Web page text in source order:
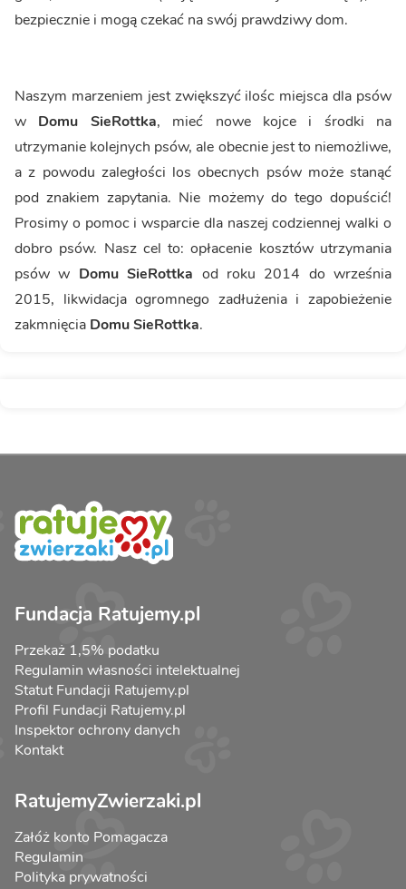
bezpiecznie i mogą czekać na swój prawdziwy dom.
Naszym marzeniem jest zwiększyć ilośc miejsca dla psów
w Domu SieRottka, mieć nowe kojce i środki na
utrzymanie kolejnych psów, ale obecnie jest to niemożliwe,
a z powodu zaległości los obecnych psów może stanąć
pod znakiem zapytania. Nie możemy do tego dopuścić!
Prosimy o pomoc i wsparcie dla naszej codziennej walki o
dobro psów. Nasz cel to: opłacenie kosztów utrzymania
psów w Domu SieRottka od roku 2014 do września
2015, likwidacja ogromnego zadłużenia i zapobieżenie
zakmnięcia Domu SieRottka.
Fundacja Ratujemy.pl
Przekaż 1,5% podatku
Regulamin własności intelektualnej
Statut Fundacji Ratujemy.pl
Profil Fundacji Ratujemy.pl
Inspektor ochrony danych
Kontakt
RatujemyZwierzaki.pl
Załóż konto Pomagacza
Regulamin
Polityka prywatności